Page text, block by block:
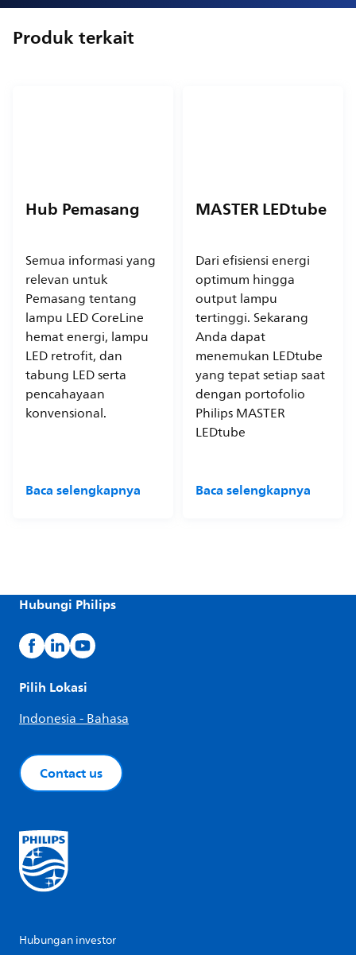
Produk terkait
Hub Pemasang
Semua informasi yang
relevan untuk
Pemasang tentang
lampu LED CoreLine
hemat energi, lampu
LED retrofit, dan
tabung LED serta
pencahayaan
konvensional.
Baca selengkapnya
MASTER LEDtube
Dari efisiensi energi
optimum hingga
output lampu
tertinggi. Sekarang
Anda dapat
menemukan LEDtube
yang tepat setiap saat
dengan portofolio
Philips MASTER
LEDtube
Baca selengkapnya
Hubungi Philips
Pilih Lokasi
Indonesia - Bahasa
Contact us
Hubungan investor